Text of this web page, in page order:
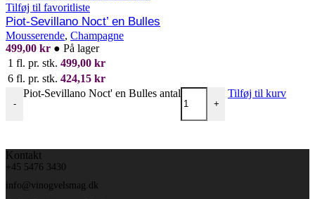
Tilføj til favoritliste
Piot-Sevillano Noct’ en Bulles
Mousserende, Champagne
499,00 kr ● På lager
1 fl. pr. stk. 499,00 kr
6 fl. pr. stk. 424,15 kr
-
Piot-Sevillano Noct' en Bulles antal
+
Tilføj til kurv
Kontakt
+45 5476 3430
info@vinogvelsmag.dk